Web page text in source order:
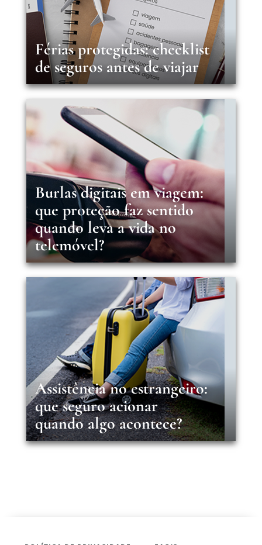
Férias protegidas: checklist
de seguros antes de viajar
Burlas digitais em viagem:
que proteção faz sentido
quando leva a vida no
telemóvel?
Assistência no estrangeiro:
que seguro acionar
quando algo acontece?